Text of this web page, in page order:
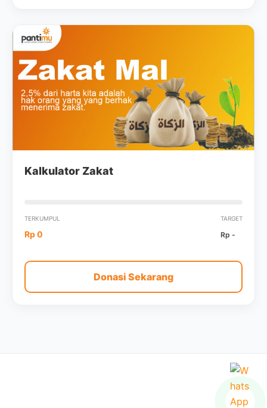
Kalkulator Zakat
TERKUMPUL
Rp 0
TARGET
Rp -
Donasi Sekarang